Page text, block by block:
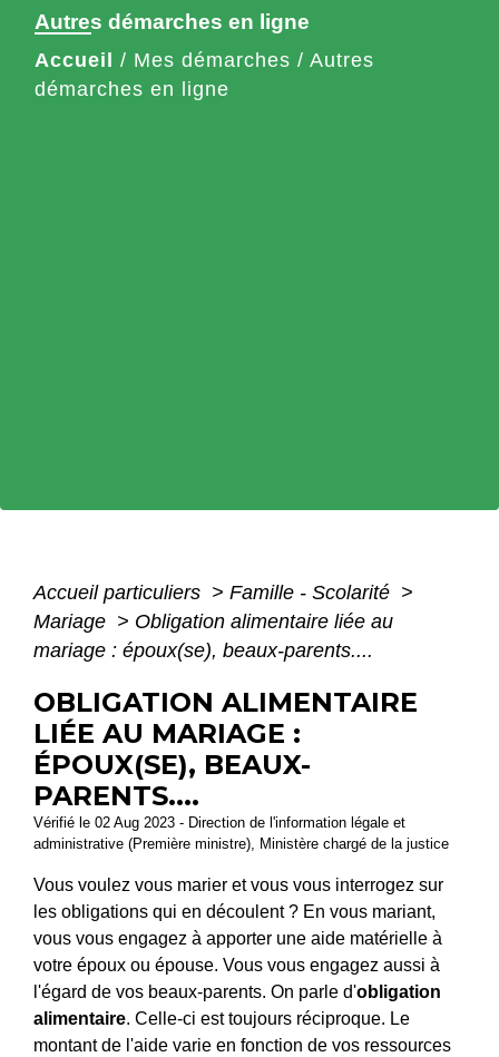
Autres démarches en ligne
Accueil / Mes démarches / Autres
démarches en ligne
Accueil particuliers > Famille - Scolarité >
Mariage > Obligation alimentaire liée au
mariage : époux(se), beaux-parents....
OBLIGATION ALIMENTAIRE
LIÉE AU MARIAGE :
ÉPOUX(SE), BEAUX-
PARENTS....
Vérifié le 02 Aug 2023 - Direction de l'information légale et
administrative (Première ministre), Ministère chargé de la justice
Vous voulez vous marier et vous vous interrogez sur
les obligations qui en découlent ? En vous mariant,
vous vous engagez à apporter une aide matérielle à
votre époux ou épouse. Vous vous engagez aussi à
l'égard de vos beaux-parents. On parle d'obligation
alimentaire. Celle-ci est toujours réciproque. Le
montant de l'aide varie en fonction de vos ressources